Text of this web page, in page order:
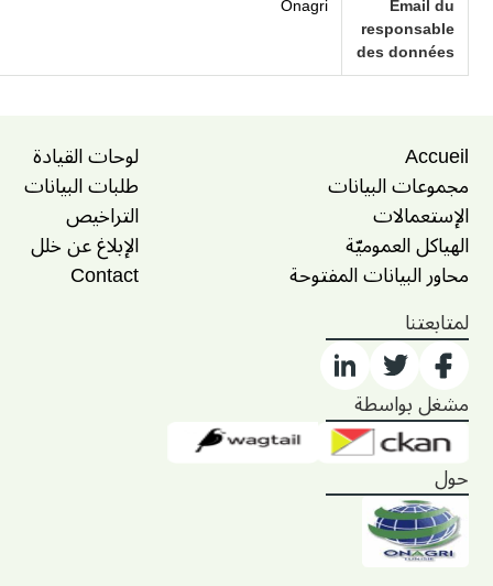
Email du
responsable
des données
Onagri
Accueil
مجموعات البيانات
الإستعمالات
الهياكل العموميّة
محاور البيانات المفتوحة
لوحات القيادة
طلبات البيانات
التراخيص
الإبلاغ عن خلل
Contact
لمتابعتنا
مشغل بواسطة
حول